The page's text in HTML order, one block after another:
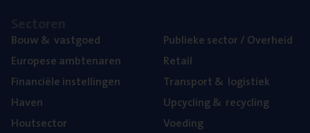
Bouw& vastgoed
Euro­pe­se ambtenaren
Finan­ci­ë­le instellingen
Haven
Hout­sec­tor
Publie­ke sec­tor / Overheid
Retail
Trans­port& logistiek
Upcy­cling& recycling
Voe­ding